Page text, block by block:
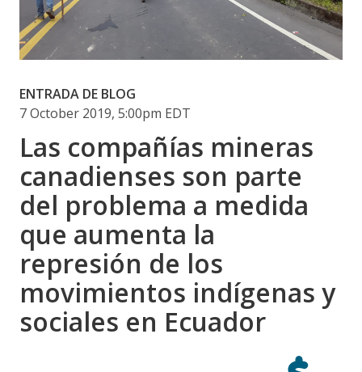
ENTRADA DE BLOG
7 October 2019, 5:00pm EDT
Las compañías mineras
canadienses son parte
del problema a medida
que aumenta la
represión de los
movimientos indígenas y
sociales en Ecuador